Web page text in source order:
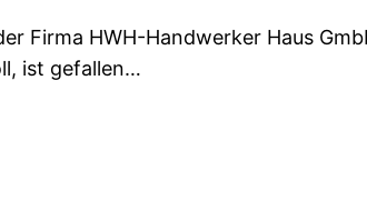
Firma HWH-Handwerker Haus
ist gefallen…